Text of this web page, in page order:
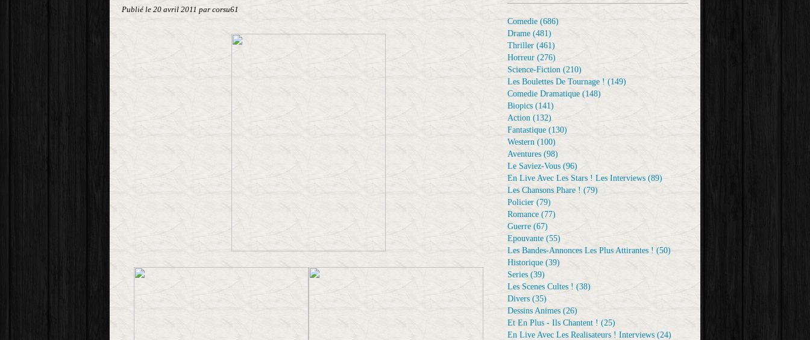
Publié le 20 avril 2011 par corsu61
Comedie (686)
Drame (481)
Thriller (461)
Horreur (276)
Science-Fiction (210)
Les Boulettes De Tournage ! (149)
Comedie Dramatique (148)
Biopics (141)
Action (132)
Fantastique (130)
Western (100)
Aventures (98)
Le Saviez-Vous (96)
En Live Avec Les Stars ! Les Interviews (89)
Les Chansons Phare ! (79)
Policier (79)
Romance (77)
Guerre (67)
Epouvante (55)
Les Bandes-Annonces Les Plus Attirantes ! (50)
Historique (39)
Series (39)
Les Scenes Cultes ! (38)
Divers (35)
Dessins Animes (26)
Et En Plus - Ils Chantent ! (25)
En Live Avec Les Realisateurs ! Interviews (24)